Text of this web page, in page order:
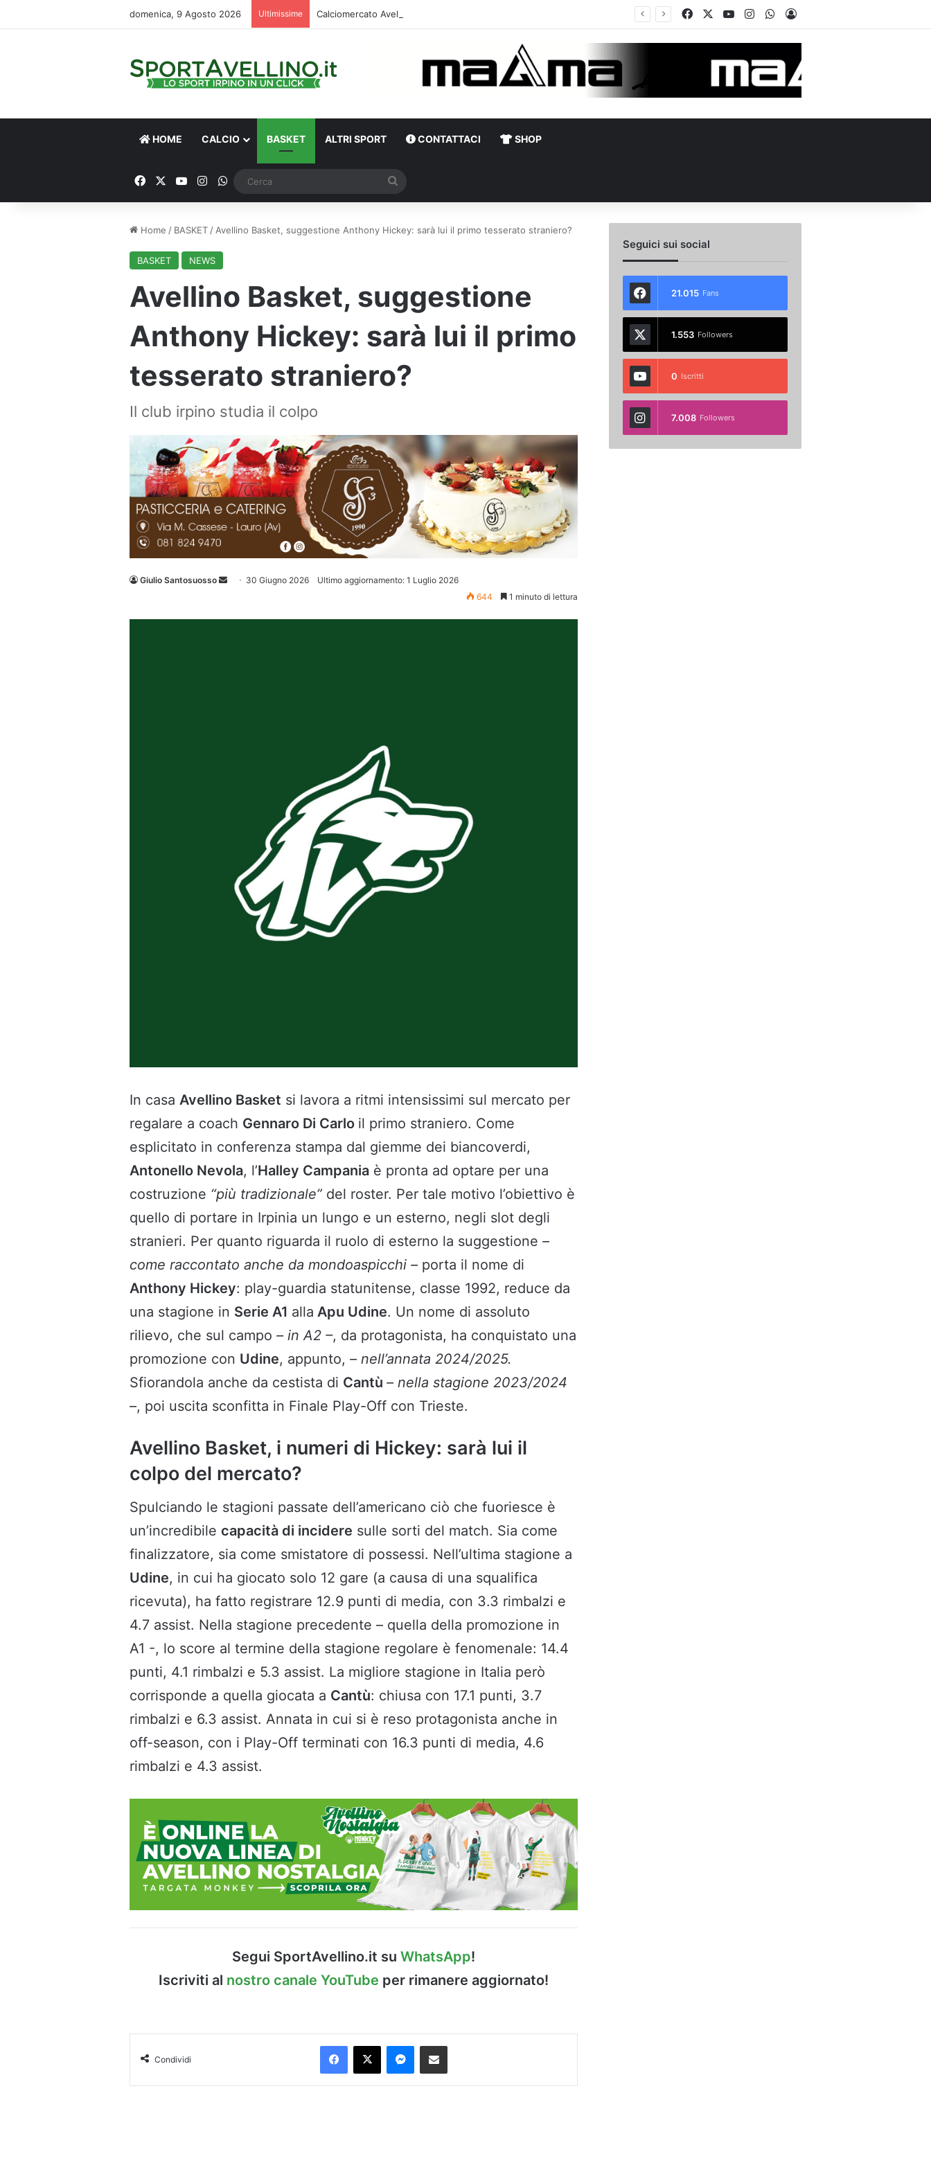
domenica, 9 Agosto 2026 Ultimissime FacebookYou TubeInstagramWhatsApp
Accedi
HOME CALCIO BASKET ALTRI SPORT CONTATTACI SHOP
FacebookYou TubeInstagram
WhatsApp
Home / BASKET / Avellino Basket, suggestione Anthony Hickey: sarà lui il primo tesserato straniero?
BASKET NEWS
Avellino Basket, suggestione
Anthony Hickey: sarà lui il primo
tesserato straniero?
Il club irpino studia il colpo
Giulio Santosuosso
Invia 30 Giugno 2026
Ultimo aggiornamento: 1 Luglio 2026
644
1 minuto di lettura
In casa Avellino Basket si lavora a ritmi intensissimi sul mercato per
regalare a coach Gennaro Di Carlo il primo straniero. Come
esplicitato in conferenza stampa dal giemme dei biancoverdi,
Antonello Nevola, l’Halley Campania è pronta ad optare per una
costruzione “più tradizionale” del roster. Per tale motivo l’obiettivo è
quello di portare in Irpinia un lungo e un esterno, negli slot degli
stranieri. Per quanto riguarda il ruolo di esterno la suggestione –
come raccontato anche da mondoaspicchi – porta il nome di
Anthony Hickey: play-guardia statunitense, classe 1992, reduce da
una stagione in Serie A1 alla Apu Udine. Un nome di assoluto
rilievo, che sul campo – in A2 –, da protagonista, ha conquistato una
promozione con Udine, appunto, – nell’annata 2024/2025.
Sfiorandola anche da cestista di Cantù – nella stagione 2023/2024
–, poi uscita sconfitta in Finale Play-Off con Trieste.
Avellino Basket, i numeri di Hickey: sarà lui il
colpo del mercato?
Spulciando le stagioni passate dell’americano ciò che fuoriesce è
un’incredibile capacità di incidere sulle sorti del match. Sia come
finalizzatore, sia come smistatore di possessi. Nell’ultima stagione a
Udine, in cui ha giocato solo 12 gare (a causa di una squalifica
ricevuta), ha fatto registrare 12.9 punti di media, con 3.3 rimbalzi e
4.7 assist. Nella stagione precedente – quella della promozione in
A1 -, lo score al termine della stagione regolare è fenomenale: 14.4
punti, 4.1 rimbalzi e 5.3 assist. La migliore stagione in Italia però
corrisponde a quella giocata a Cantù: chiusa con 17.1 punti, 3.7
rimbalzi e 6.3 assist. Annata in cui si è reso protagonista anche in
off-season, con i Play-Off terminati con 16.3 punti di media, 4.6
rimbalzi e 4.3 assist.
Segui SportAvellino.it su WhatsApp!
Iscriviti al nostro canale YouTube per rimanere aggiornato!
Condividi
Facebook
X Messenger
Condividi via Email
Seguici sui social
21.015 Fans
1.553 Followers
0 Iscritti
7.008 Followers